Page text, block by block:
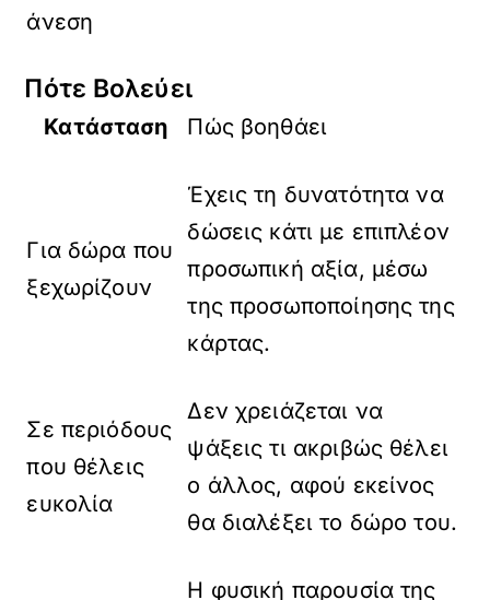
άνεση
Πότε Βολεύει
Κατάσταση Πώς βοηθάει
Για δώρα που
ξεχωρίζουν
Έχεις τη δυνατότητα να
δώσεις κάτι με επιπλέον
προσωπική αξία, μέσω
της προσωποποίησης της
κάρτας.
Σε περιόδους
που θέλεις
ευκολία
Δεν χρειάζεται να
ψάξεις τι ακριβώς θέλει
ο άλλος, αφού εκείνος
θα διαλέξει το δώρο του.
Η φυσική παρουσία της